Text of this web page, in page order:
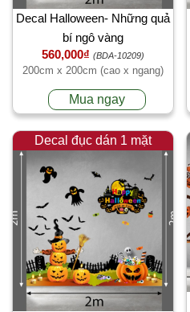
Decal Halloween- Những quả
bí ngô vàng
560,000₫ (BDA-10209)
200cm x 200cm (cao x ngang)
Mua ngay
Decal đục dán 1 mặt